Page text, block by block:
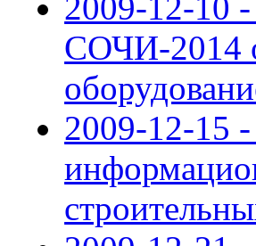
СОЧИ-2014
2009-12-15